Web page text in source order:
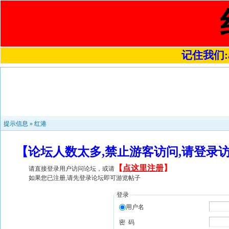
记住我们
提示信息 » 红港
【论坛人数太多,禁止游客访问,请登
请直接登录用户访问论坛，或请 【 点这里注册】
如果您已注册,请先登录论坛即可游览帖子
登录
用户名
密 码